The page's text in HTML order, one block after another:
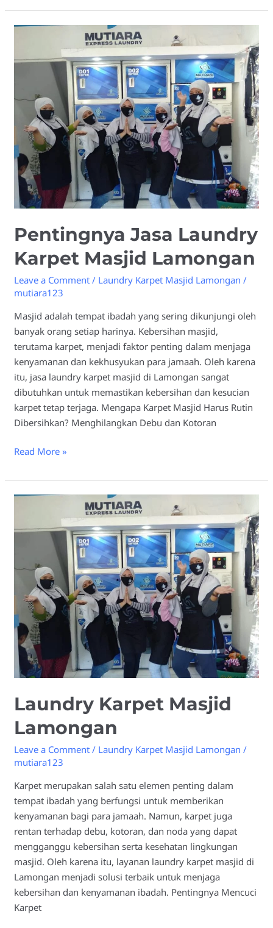
Pentingnya Jasa Laundry
Karpet Masjid Lamongan
Leave a Comment / Laundry Karpet Masjid Lamongan /
mutiara123
Masjid adalah tempat ibadah yang sering dikunjungi oleh
banyak orang setiap harinya. Kebersihan masjid,
terutama karpet, menjadi faktor penting dalam menjaga
kenyamanan dan kekhusyukan para jamaah. Oleh karena
itu, jasa laundry karpet masjid di Lamongan sangat
dibutuhkan untuk memastikan kebersihan dan kesucian
karpet tetap terjaga. Mengapa Karpet Masjid Harus Rutin
Dibersihkan? Menghilangkan Debu dan Kotoran
Laundry
Masjid
Lamongan
Read More »
Laundry Karpet Masjid
Lamongan
Leave a Comment / Laundry Karpet Masjid Lamongan /
mutiara123
Karpet merupakan salah satu elemen penting dalam
tempat ibadah yang berfungsi untuk memberikan
kenyamanan bagi para jamaah. Namun, karpet juga
rentan terhadap debu, kotoran, dan noda yang dapat
mengganggu kebersihan serta kesehatan lingkungan
masjid. Oleh karena itu, layanan laundry karpet masjid di
Lamongan menjadi solusi terbaik untuk menjaga
kebersihan dan kenyamanan ibadah. Pentingnya Mencuci
Karpet
Masjid
Lamongan